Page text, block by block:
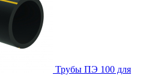
Трубы ПЭ 100 для